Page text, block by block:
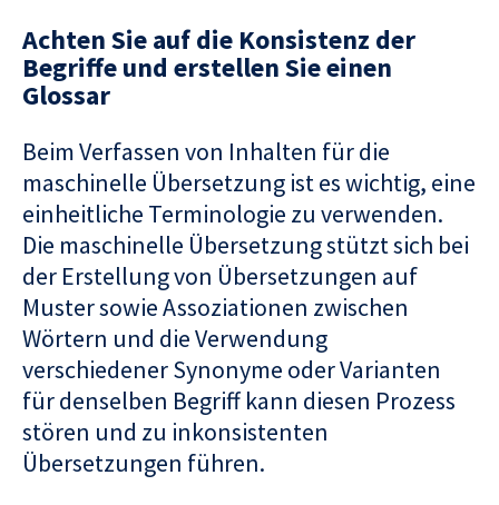
Achten Sie auf die Konsistenz der
Begriffe und erstellen Sie einen
Glossar
Beim Verfassen von Inhalten für die
maschinelle Übersetzung ist es wichtig, eine
einheitliche Terminologie zu verwenden.
Die maschinelle Übersetzung stützt sich bei
der Erstellung von Übersetzungen auf
Muster sowie Assoziationen zwischen
Wörtern und die Verwendung
verschiedener Synonyme oder Varianten
für denselben Begriff kann diesen Prozess
stören und zu inkonsistenten
Übersetzungen führen.